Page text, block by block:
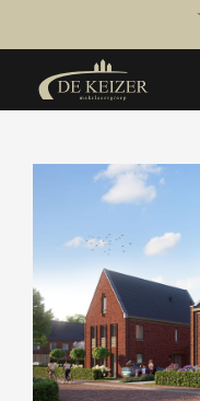
Koopaanbod
Bestaande bouw
Internationaal
Nieuwbouw
Bedrijfsaanbod
Huuraanbod
Bestaande bouw